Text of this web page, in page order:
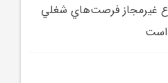
غيرمجاز فرصت‌هاي شغلي
است